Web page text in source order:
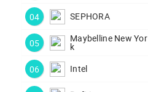
04 SEPHORA
05 Maybelline New Yor
k
06 Intel